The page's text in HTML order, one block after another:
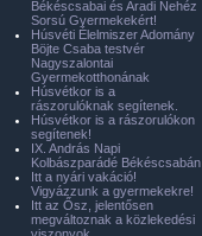
Békéscsabai és Aradi Nehéz
Sorsú Gyermekekért!
Húsvéti Élelmiszer Adomány
Böjte Csaba testvér
Nagyszalontai
Gyermekotthonának
Húsvétkor is a
rászorulóknak segítenek.
Húsvétkor is a rászorulókon
segítenek!
IX. András Napi
Kolbászparádé Békéscsabán
Itt a nyári vakáció!
Vigyázzunk a gyermekekre!
Itt az Ősz, jelentősen
megváltoznak a közlekedési